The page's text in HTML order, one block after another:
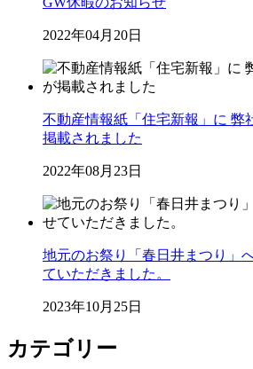
2022年04月20日
不動産情報紙「住宅新報」に 弊
掲載されました
2022年08月23日
地元のお祭り「春日井まつり」
ていただきました。
2023年10月25日
カテゴリー